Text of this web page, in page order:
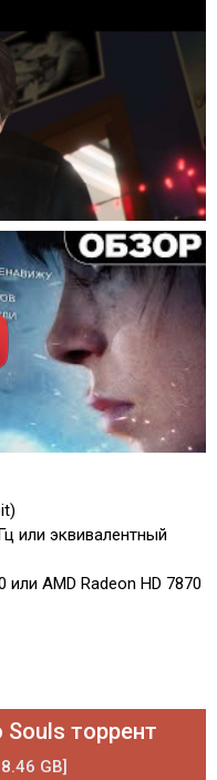
или эквивалентный
или AMD Radeon HD 7870
Souls торрент
GB]